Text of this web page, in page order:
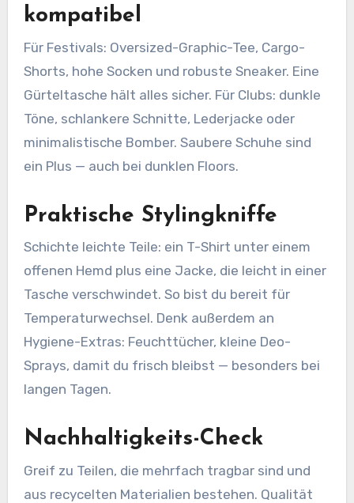
kompatibel
Für Festivals: Oversized-Graphic-Tee, Cargo-
Shorts, hohe Socken und robuste Sneaker. Eine
Gürteltasche hält alles sicher. Für Clubs: dunkle
Töne, schlankere Schnitte, Lederjacke oder
minimalistische Bomber. Saubere Schuhe sind
ein Plus — auch bei dunklen Floors.
Praktische Stylingkniffe
Schichte leichte Teile: ein T-Shirt unter einem
offenen Hemd plus eine Jacke, die leicht in einer
Tasche verschwindet. So bist du bereit für
Temperaturwechsel. Denk außerdem an
Hygiene-Extras: Feuchttücher, kleine Deo-
Sprays, damit du frisch bleibst — besonders bei
langen Tagen.
Nachhaltigkeits-Check
Greif zu Teilen, die mehrfach tragbar sind und
aus recycelten Materialien bestehen. Qualität